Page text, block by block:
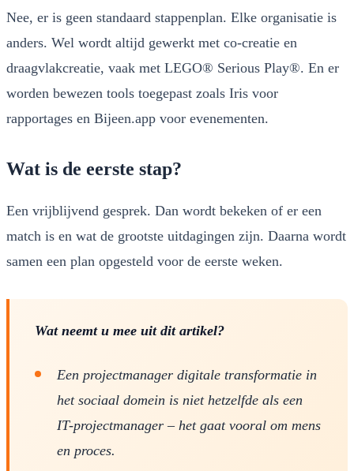
Nee, er is geen standaard stappenplan. Elke organisatie is
anders. Wel wordt altijd gewerkt met co-creatie en
draagvlakcreatie, vaak met LEGO® Serious Play®. En er
worden bewezen tools toegepast zoals Iris voor
rapportages en Bijeen.app voor evenementen.
Wat is de eerste stap?
Een vrijblijvend gesprek. Dan wordt bekeken of er een
match is en wat de grootste uitdagingen zijn. Daarna wordt
samen een plan opgesteld voor de eerste weken.
Wat neemt u mee uit dit artikel?
Een projectmanager digitale transformatie in
het sociaal domein is niet hetzelfde als een
IT-projectmanager – het gaat vooral om mens
en proces.